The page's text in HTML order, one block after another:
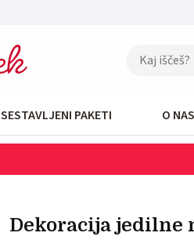
SESTAVLJENI PAKETI O NAS
dekoracija jedilne